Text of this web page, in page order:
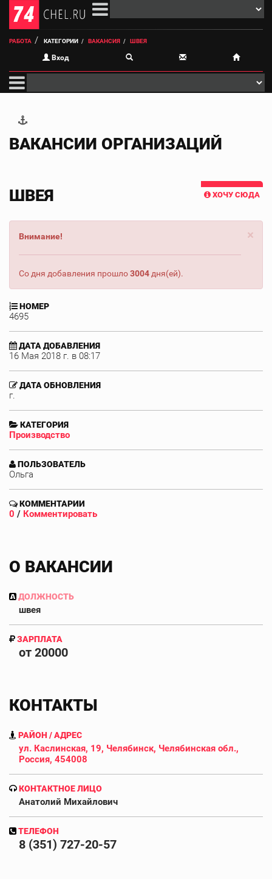
РАБОТА КАТЕГОРИИ ВАКАНСИЯ ШВЕЯ
Вход
ВАКАНСИИ ОРГАНИЗАЦИЙ
ХОЧУ СЮДА
ШВЕЯ
×
Внимание!
Со дня добавления прошло3004 дня(ей).
НОМЕР
4695
ДАТА ДОБАВЛЕНИЯ
16 Мая 2018 г. в 08:17
ДАТА ОБНОВЛЕНИЯ
г.
КАТЕГОРИЯ
Производство
ПОЛЬЗОВАТЕЛЬ
Ольга
КОММЕНТАРИИ
0 / Комментировать
О ВАКАНСИИ
ДОЛЖНОСТЬ
швея
ЗАРПЛАТА
от 20000
КОНТАКТЫ
РАЙОН / АДРЕС
ул. Каслинская, 19, Челябинск, Челябинская обл.,
Россия, 454008
КОНТАКТНОЕ ЛИЦО
Анатолий Михайлович
ТЕЛЕФОН
8 (351) 727-20-57